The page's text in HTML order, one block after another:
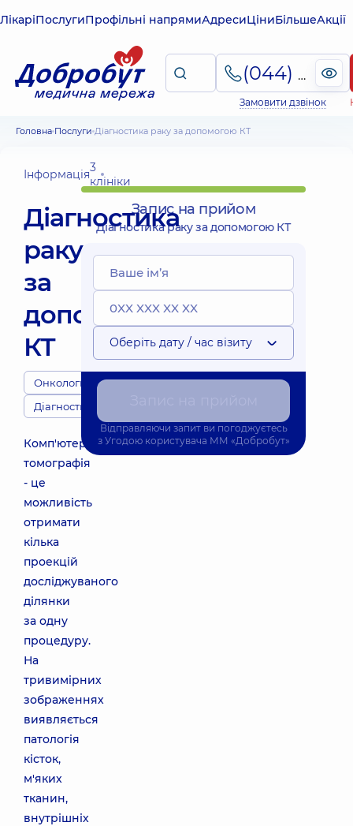
ЛікаріПослугиПрофільні напрямиАдресиЦіниБільшеАкції
(044) 495-2-888
Замовити дзвінок
Головна Послуги Діагностика раку за допомогою КТ
Інформація3
клініки
Діагностика
раку
за
допомогою
КТ
Онкологи
Діагности
Комп'ютерна
томографія
- це
можливість
отримати
кілька
проекцій
досліджуваного
ділянки
за одну
процедуру.
На
тривимірних
зображеннях
виявляється
патологія
кісток,
м'яких
тканин,
внутрішніх
Запис на прийом
Діагностика раку за допомогою КТ
Оберіть дату / час візиту
Відправляючи запит ви погоджуєтесь
з Угодою користувача ММ «Добробут»